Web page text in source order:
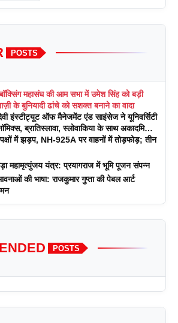
POSTS
बॉक्सिंग महासंघ की आम सभा में उमेश सिंह को बड़ी
के बुनियादी ढांचे को सशक्त बनाने का वादा
इंस्टीट्यूट ऑफ मैनेजमेंट एंड साइंसेज ने यूनिवर्सिटी
ब्रातिस्लावा, स्लोवाकिया के साथ अकादमिक
रणनीतियों पर एक दिवसीय कार्यशाला का
पक्षों में झड़प, NH-925A पर वाहनों में तोड़फोड़; तीन
महामृत्युंजय यंत्र: प्रयागराज में भूमि पूजन संपन्न
की भाषा: राजकुमार गुप्ता की पेबल आर्ट
मन
POSTS